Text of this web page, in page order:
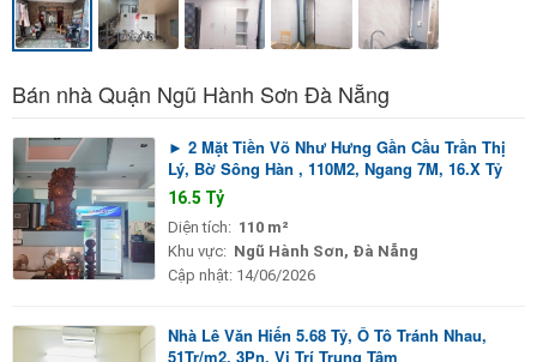
Bán nhà Quận Ngũ Hành Sơn Đà Nẵng
► 2 Mặt Tiền Võ Như Hưng Gần Cầu Trần Thị
Lý, Bờ Sông Hàn , 110M2, Ngang 7M, 16.X Tỷ
16.5 Tỷ
Diện tích: 110 m²
Khu vực: Ngũ Hành Sơn, Đà Nẵng
Cập nhật: 14/06/2026
Nhà Lê Văn Hiến 5.68 Tỷ, Ô Tô Tránh Nhau,
51Tr/m2, 3Pn, Vị Trí Trung Tâm